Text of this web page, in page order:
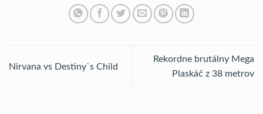
Nirvana vs Destiny`s Child
Rekordne brutálny Mega
Plaskáč z 38 metrov